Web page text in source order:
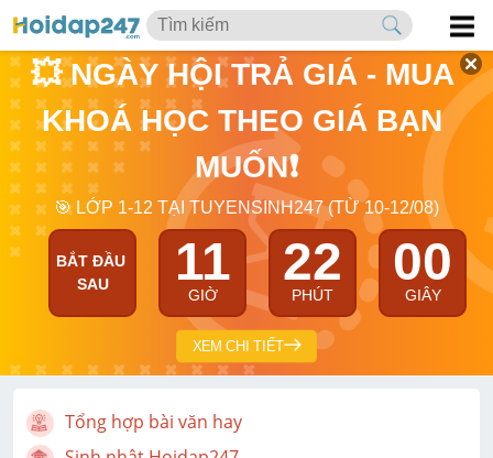
💥 NGÀY HỘI TRẢ GIÁ - MUA
KHOÁ HỌC THEO GIÁ BẠN
MUỐN❗
🎯 LỚP 1-12 TẠI TUYENSINH247 (TỪ 10-12/08)
BẮT ĐẦU
SAU
11
GIỜ
22
PHÚT
00
GIÂY
XEM CHI TIẾT
Tổng hợp bài văn hay